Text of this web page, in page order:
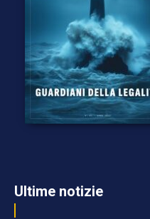
Ultime notizie